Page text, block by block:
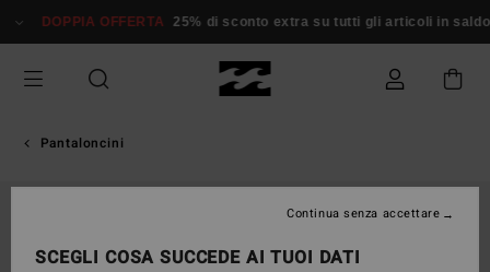
alle
prodotto
DOPPIA OFFERTA 25% di sconto extra su tutti gli articoli in saldo*
Pantaloncini
SCEGLI COSA SUCCEDE AI TUOI DATI
Continua senza accettare